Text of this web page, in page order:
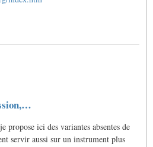
propose ici des variantes absentes de
servir aussi sur un instrument plus